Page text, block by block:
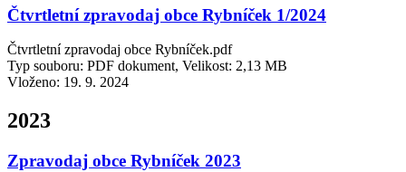
Čtvrtletní zpravodaj obce Rybníček 1/2024
Čtvrtletní zpravodaj obce Rybníček.pdf
Typ souboru: PDF dokument, Velikost: 2,13 MB
Vloženo: 19. 9. 2024
2023
Zpravodaj obce Rybníček 2023